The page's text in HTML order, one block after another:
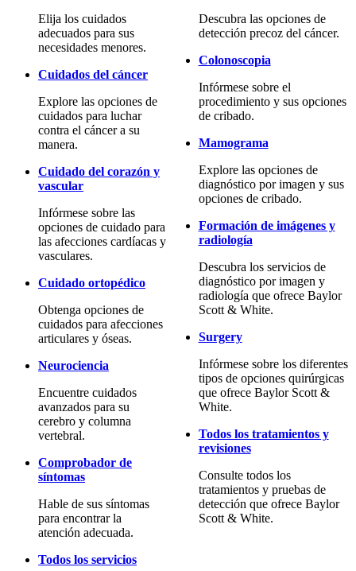
Elija los cuidados
adecuados para sus
necesidades menores.
Cuidados del cáncer
Explore las opciones de
cuidados para luchar
contra el cáncer a su
manera.
Cuidado del corazón y
vascular
Infórmese sobre las
opciones de cuidado para
las afecciones cardíacas y
vasculares.
Cuidado ortopédico
Obtenga opciones de
cuidados para afecciones
articulares y óseas.
Neurociencia
Encuentre cuidados
avanzados para su
cerebro y columna
vertebral.
Comprobador de
síntomas
Hable de sus síntomas
para encontrar la
atención adecuada.
Todos los servicios
Descubra las opciones de
detección precoz del cáncer.
Colonoscopia
Infórmese sobre el
procedimiento y sus opciones
de cribado.
Mamograma
Explore las opciones de
diagnóstico por imagen y sus
opciones de cribado.
Formación de imágenes y
radiología
Descubra los servicios de
diagnóstico por imagen y
radiología que ofrece Baylor
Scott & White.
Surgery
Infórmese sobre los diferentes
tipos de opciones quirúrgicas
que ofrece Baylor Scott &
White.
Todos los tratamientos y
revisiones
Consulte todos los
tratamientos y pruebas de
detección que ofrece Baylor
Scott & White.